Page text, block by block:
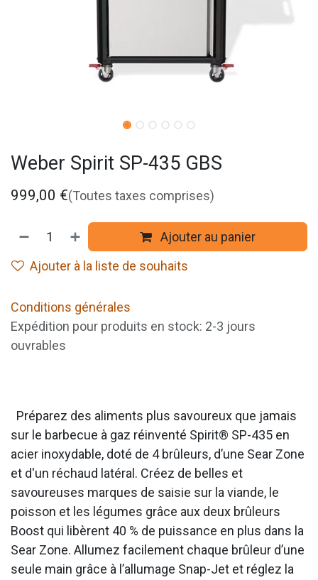
Weber Spirit SP-435 GBS
999,00 €(Toutes taxes comprises)
Ajouter au panier
Ajouter à la liste de souhaits
Conditions générales
Expédition pour produits en stock: 2-3 jours
ouvrables
Préparez des aliments plus savoureux que jamais
sur le barbecue à gaz réinventé Spirit® SP-435 en
acier inoxydable, doté de 4 brûleurs, d’une Sear Zone
et d'un réchaud latéral. Créez de belles et
savoureuses marques de saisie sur la viande, le
poisson et les légumes grâce aux deux brûleurs
Boost qui libèrent 40 % de puissance en plus dans la
Sear Zone. Allumez facilement chaque brûleur d’une
seule main grâce à l’allumage Snap-Jet et réglez la